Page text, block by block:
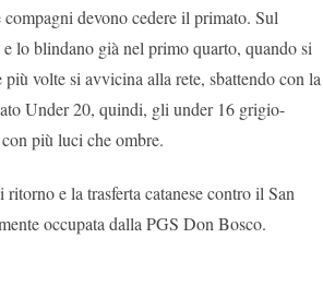
devono cedere il primato. Sul
lo blindano già nel primo quarto, quando si
volte si avvicina alla rete, sbattendo con la
Under 20, quindi, gli under 16 grigio-
più luci che ombre.
e la trasferta catanese contro il San
occupata dalla PGS Don Bosco.